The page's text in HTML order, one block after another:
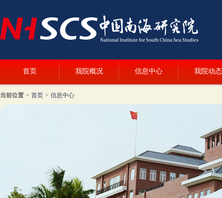
首页 我院概况 信息中心 我院动态
当前位置 > 首页 > 信息中心